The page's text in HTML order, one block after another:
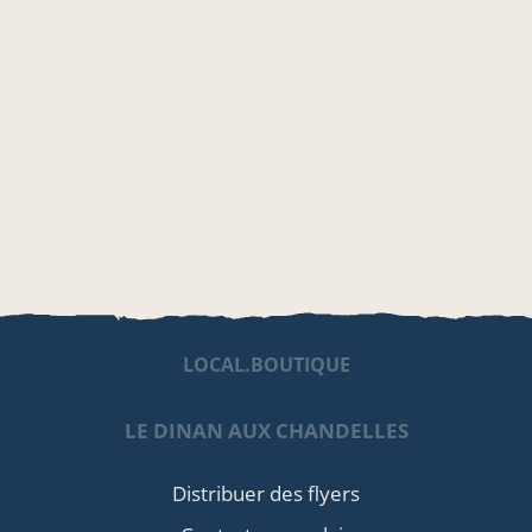
LOCAL.BOUTIQUE
LE DINAN AUX CHANDELLES
Distribuer des flyers